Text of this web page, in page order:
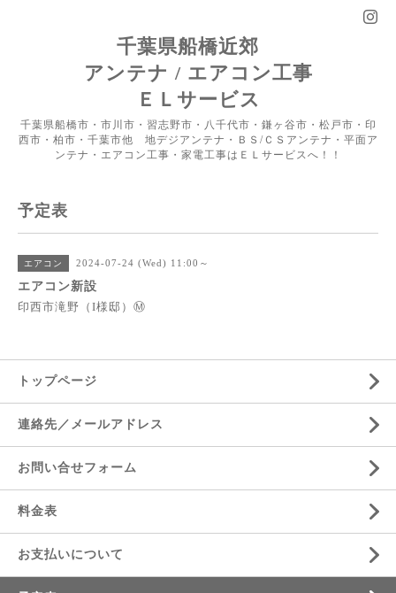
千葉県船橋近郊
アンテナ / エアコン工事
ＥＬサービス
千葉県船橋市・市川市・習志野市・八千代市・鎌ヶ谷市・松戸市・印
西市・柏市・千葉市他 地デジアンテナ・ＢＳ/ＣＳアンテナ・平面ア
ンテナ・エアコン工事・家電工事はＥＬサービスへ！！
予定表
エアコン 2024-07-24 (Wed) 11:00～
エアコン新設
印西市滝野（I様邸）Ⓜ
トップページ
連絡先／メールアドレス
お問い合せフォーム
料金表
お支払いについて